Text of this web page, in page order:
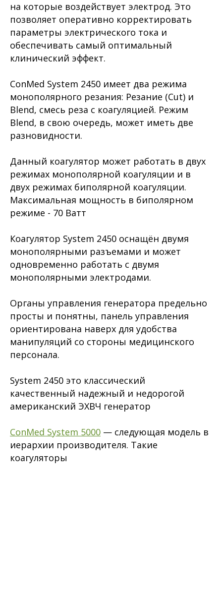
на которые воздействует электрод. Это
позволяет оперативно корректировать
параметры электрического тока и
обеспечивать самый оптимальный
клинический эффект.
ConMed System 2450 имеет два режима
монополярного резания: Резание (Cut) и
Blend, смесь реза с коагуляцией. Режим
Blend, в свою очередь, может иметь две
разновидности.
Данный коагулятор может работать в двух
режимах монополярной коагуляции и в
двух режимах биполярной коагуляции.
Максимальная мощность в биполярном
режиме - 70 Ватт
Коагулятор System 2450 оснащён двумя
монополярными разъемами и может
одновременно работать с двумя
монополярными электродами.
Органы управления генератора предельно
просты и понятны, панель управления
ориентирована наверх для удобства
манипуляций со стороны медицинского
персонала.
System 2450 это классический
качественный надежный и недорогой
американский ЭХВЧ генератор
ConMed System 5000 — следующая модель в
иерархии производителя. Такие
коагуляторы